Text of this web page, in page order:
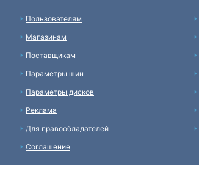
Пользователям
Магазинам
Поставщикам
Параметры шин
Параметры дисков
Реклама
Для правообладателей
Соглашение